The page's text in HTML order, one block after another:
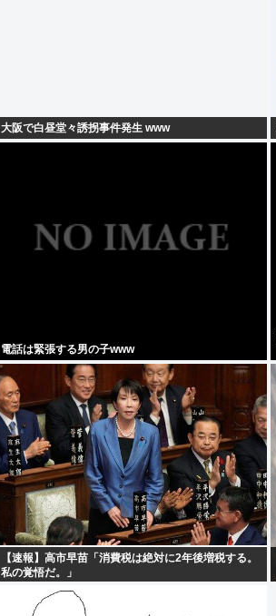
大阪で白昼堂々誘拐事件発生 www
電話は緊張する男の子www
【速報】高市早苗「消費税は絶対に2年後増税する。
私の覚悟だ。」